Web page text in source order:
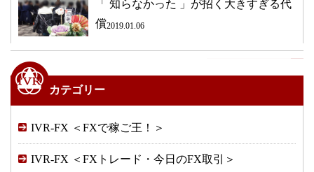
「 知らなかった 」が招く大きすぎる代
償2019.01.06
カテゴリー
IVR-FX ＜FXで稼ご王！＞
IVR-FX ＜FXトレード・今日のFX取引＞